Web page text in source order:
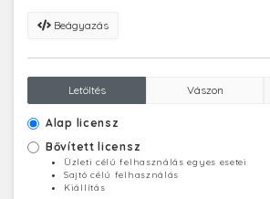
Beágyazás
Letöltés Vászon
Alap licensz
Bővített licensz
Üzleti célú felhasználás egyes esetei
Sajtó célú felhasználás
Kiállítás